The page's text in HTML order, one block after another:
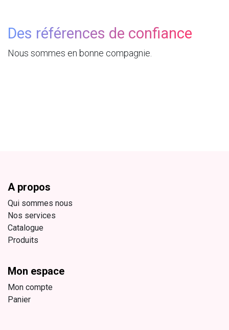
Des références de confiance
Nous sommes en bonne compagnie.
A propos
Qui sommes nous
Nos services
Catalogue
Produits
Mon espace
Mon compte
Panier